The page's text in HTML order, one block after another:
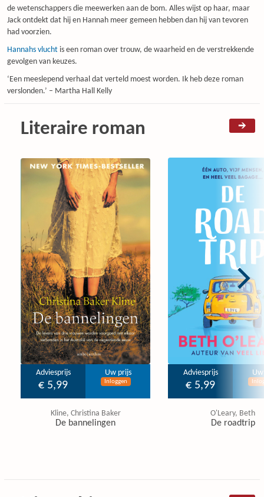
de wetenschappers die meewerken aan de bom. Alles wijst op haar, maar
Jack ontdekt dat hij en Hannah meer gemeen hebben dan hij van tevoren
had voorzien.
Hannahs vlucht is een roman over trouw, de waarheid en de verstrekkende
gevolgen van keuzes.
‘Een meeslepend verhaal dat verteld moest worden. Ik heb deze roman
verslonden.’ – Martha Hall Kelly
Literaire roman
Adviesprijs
€ 5,99
Uw prijs
Inloggen
Kline, Christina Baker
De bannelingen
Adviesprijs
€ 5,99
O'Leary, Beth
De roadtrip